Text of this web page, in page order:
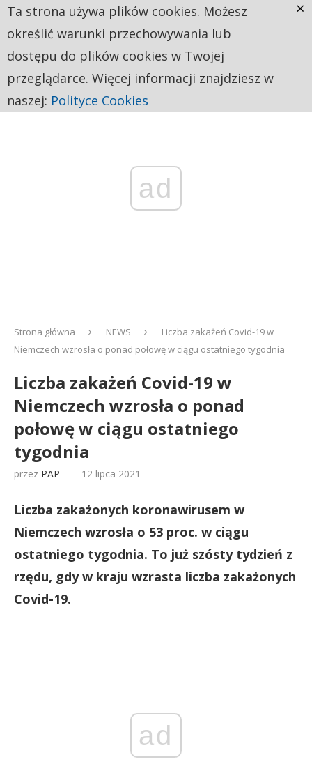
ad
Strona główna NEWS
Liczba zakażeń Covid-19 w
Niemczech wzrosła o ponad połowę w ciągu ostatniego tygodnia
Liczba zakażeń Covid-19 w
Niemczech wzrosła o ponad
połowę w ciągu ostatniego
tygodnia
przez PAP 12 lipca 2021
Liczba zakażonych koronawirusem w
Niemczech wzrosła o 53 proc. w ciągu
ostatniego tygodnia. To już szósty tydzień z
rzędu, gdy w kraju wzrasta liczba zakażonych
Covid-19.
ad
Ta strona używa plików cookies. Możesz
określić warunki przechowywania lub
dostępu do plików cookies w Twojej
przeglądarce. Więcej informacji znajdziesz w
naszej: Polityce Cookies
×